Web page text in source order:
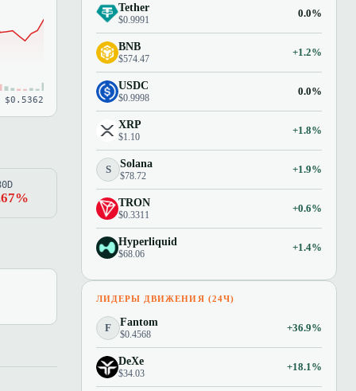
$0.5362
Tether
$0.9991
0.0%
BNB
$574.47
+1.2%
USDC
$0.9998
0.0%
XRP
$1.10
+1.8%
S Solana
$78.72
+1.9%
TRON
$0.3311
+0.6%
Hyperliquid
$68.06
+1.4%
ЛИДЕРЫ ДВИЖЕНИЯ (24Ч)
F Fantom
$0.4568
+36.9%
DeXe
$34.03
+18.1%